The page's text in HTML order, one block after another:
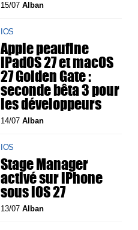
15/07Alban
IOS
Apple peaufine
iPadOS 27 et macOS
27 Golden Gate :
seconde bêta 3 pour
les développeurs
14/07Alban
IOS
Stage Manager
activé sur iPhone
sous iOS 27
13/07Alban